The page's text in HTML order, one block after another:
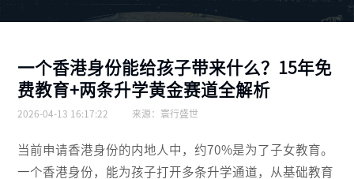
一个香港身份能给孩子带来什么？15年免
费教育+两条升学黄金赛道全解析
2026-04-13 16:17:22 来源： 寰行盛世
当前申请香港身份的内地人中，约70%是为了子女教育。
一个香港身份，能为孩子打开多条升学通道，从基础教育